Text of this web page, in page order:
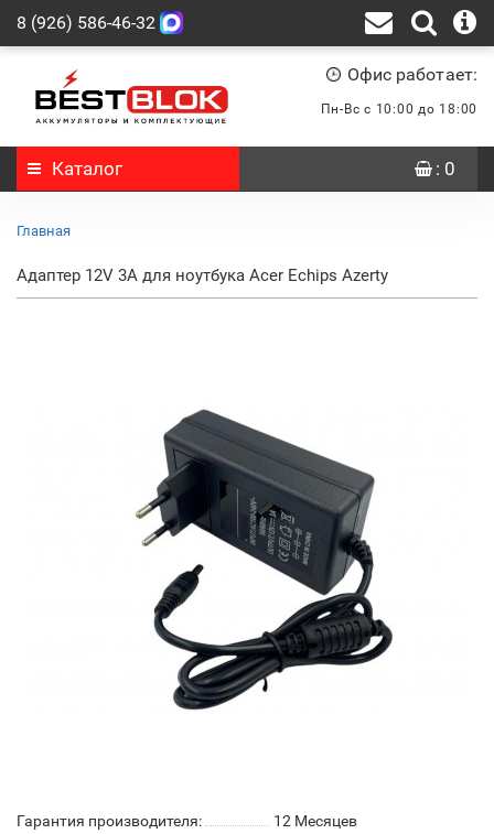
8 (926) 586-46-32
Офис работает:
Пн-Вс с 10:00 до 18:00
Каталог : 0
Главная
Адаптер 12V 3A для ноутбука Acer Echips Azerty
Гарантия производителя:
12 Месяцев